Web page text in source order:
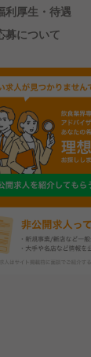
利厚生・待遇
募について